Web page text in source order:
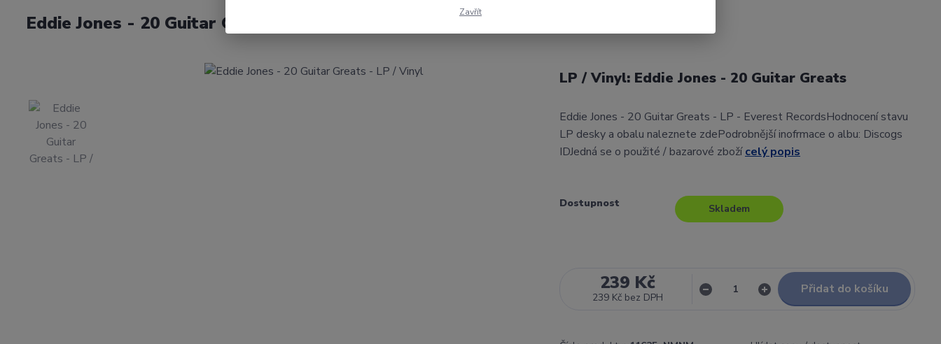
Eddie Jones - 20 Guitar Greats - LP / Vinyl
LP / Vinyl: Eddie Jones - 20 Guitar Greats
Eddie Jones - 20 Guitar Greats - LP - Everest RecordsHodnocení stavu
LP desky a obalu naleznete zdePodrobnější inofrmace o albu: Discogs
IDJedná se o použité / bazarové zbožícelý popis
Dostupnost Skladem
239 Kč
239 Kč bez DPH
Přidat do košíku
Zavřít